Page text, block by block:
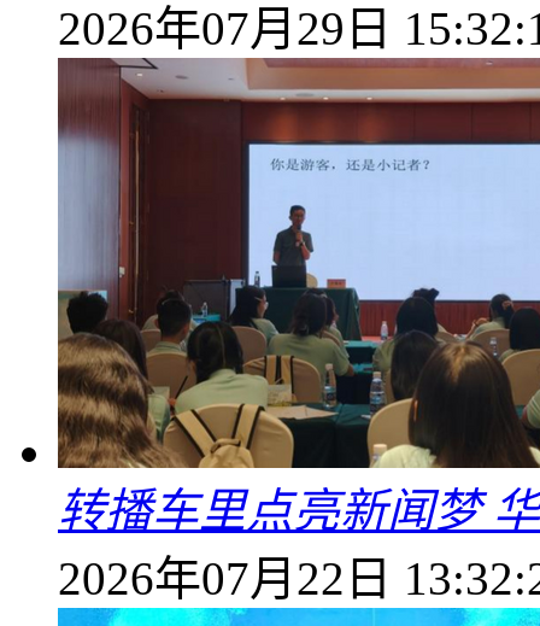
2026年07月29日
转播车里点亮新闻梦
2026年07月22日